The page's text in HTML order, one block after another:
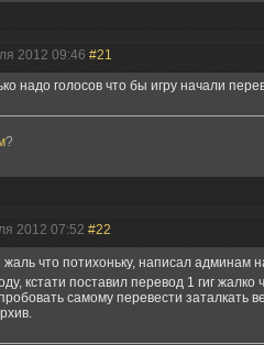
2012 09:46 #21
надо голосов что бы игру начали
?
2012 07:52 #22
что потихоньку, написал админам
кстати поставил перевод 1 гиг
самому перевести заталкать